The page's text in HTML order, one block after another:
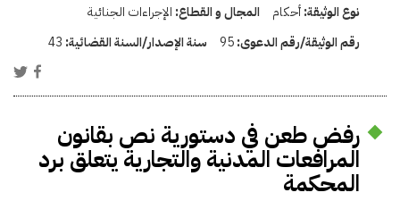
نوع الوثيقة:أحكام المجال و القطاع: الإجراءات الجنائية
رقم الوثيقة/رقم الدعوى:95 سنة الإصدار/السنة القضائية: 43
رفض طعن في دستورية نص بقانون
المرافعات المدنية والتجارية يتعلق برد
المحكمة